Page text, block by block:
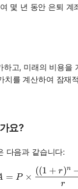
몇 년 동안 은퇴
고, 미래의 비용을
를 계산하여 잠재
요?
다음과 같습니다:
FVA = P
= P ×
r
((1 + r)n